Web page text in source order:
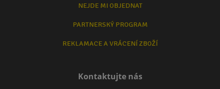
NEJDE MI OBJEDNAT
PARTNERSKÝ PROGRAM
REKLAMACE A VRÁCENÍ ZBOŽÍ
Kontaktujte nás